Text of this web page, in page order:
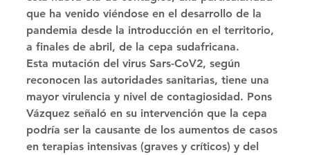
que ha venido viéndose en el desarrollo de la
pandemia desde la introducción en el territorio,
a finales de abril, de la cepa sudafricana.
Esta mutación del virus Sars-CoV2, según
reconocen las autoridades sanitarias, tiene una
mayor virulencia y nivel de contagiosidad. Pons
Vázquez señaló en su intervención que la cepa
podría ser la causante de los aumentos de casos
en terapias intensivas (graves y críticos) y del